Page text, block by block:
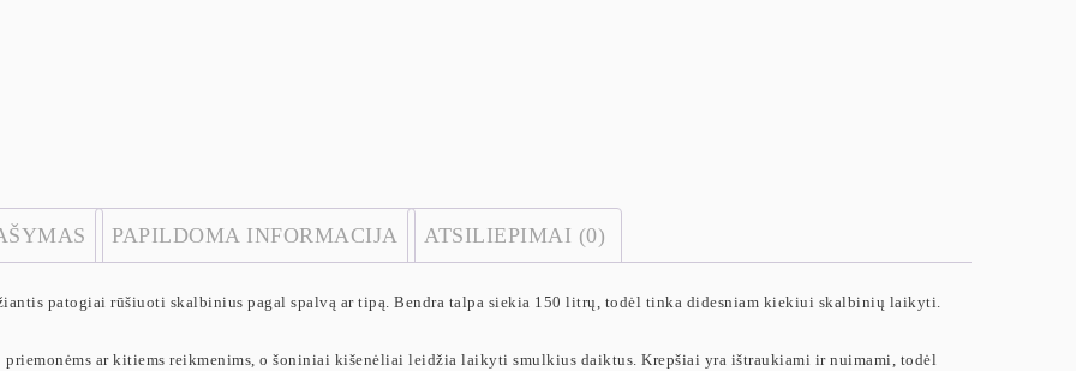
PAPILDOMA INFORMACIJA ATSILIEPIMAI (0)
patogiai rūšiuoti skalbinius pagal spalvą ar tipą. Bendra talpa siekia 150 litrų, todėl tinka didesniam kiekiui skalbinių laikyti.
ar kitiems reikmenims, o šoniniai kišenėliai leidžia laikyti smulkius daiktus. Krepšiai yra ištraukiami ir nuimami, todėl